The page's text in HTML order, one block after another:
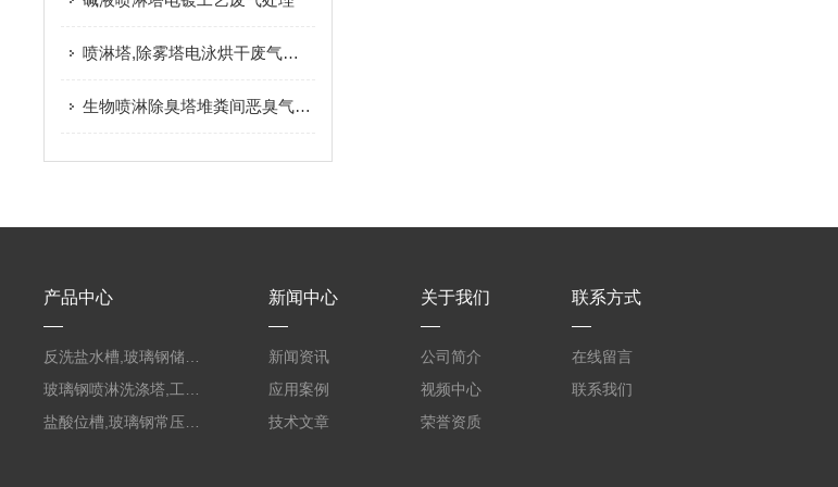
喷淋塔,除雾塔电泳烘干废气治理
生物喷淋除臭塔堆粪间恶臭气体净化
产品中心 新闻中心
新闻资讯
应用案例
技术文章
关于我们
公司简介
视频中心
荣誉资质
联系方式
在线留言
联系我们